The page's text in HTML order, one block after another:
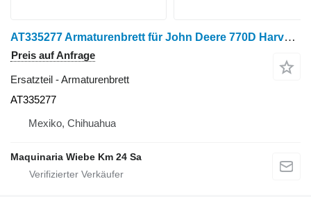
AT335277 Armaturenbrett für John Deere 770D Harvester
Preis auf Anfrage
Ersatzteil - Armaturenbrett
AT335277
Mexiko, Chihuahua
Maquinaria Wiebe Km 24 Sa